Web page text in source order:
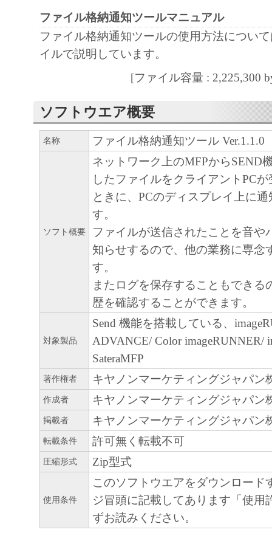
キヤノンマーケティングジャパンおよ
ティングジャパンのライセンサーは、
使用に付随または関連して生ずる直接
損失、損害等について、いかなる場合
ユーザーは、日本国政府または該当国
許可等を得ることなしに、本ソフトウ
一部を、直接または間接に輸出しては
ファイル格納通知ツールマニュアル
ファイル格納通知ツールの使用方法につい
イルで説明しています。
[ファイル容量 : 2,225,300
ソフトウエア概要
名称 ファイル格納通知ツール Ver.1.1.0
ソフト概要
ネットワーク上のMFPからSEND
したファイルをクライアントPC
ときに、PCのディスプレイ上に
す。
ファイルが送信されたことを音や
知らせするので、他の業務に専念
す。
またログを保存することもできる
歴を確認することができます。
対象製品
Send 機能を搭載している、
ADVANCE/ Color imageRUNNER/
SateraMFP
著作権者 キヤノンマーケティングジャパン
作成者 キヤノンマーケティングジャパン
掲載者 キヤノンマーケティングジャパン
転載条件 許可無く転載不可
圧縮形式 Zip型式
使用条件
このソフトウエアをダウンロード
ジ冒頭に記載してあります「使用
ずお読みください。